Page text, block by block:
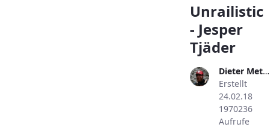
Unrailistic
- Jesper
Tjäder
Dieter Metzler
Erstellt
24.02.18
1970236
Aufrufe